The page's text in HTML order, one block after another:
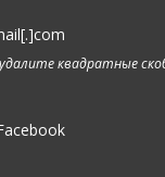
квадратные